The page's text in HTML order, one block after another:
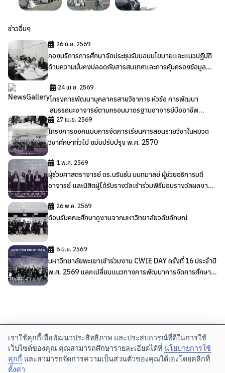
ข่าวอื่นๆ
26 มิ.ย. 2569
กองบริการการศึกษาจัดประชุมรับมอบนโยบายและแนวปฏิบัติ
ด้านความมั่นคงปลอดภัยสารสนเทศและการคุ้มครองข้อมูล
24 เม.ย. 2569
โครงการพัฒนาบุคลากรสายวิชาการ หัวข้อ การพัฒนา
สมรรถนะอาจารย์ตามกรอบมาตรฐานอาจารย์มืออาชีพ
มหาวิทยาลัยพะเยา
27 เม.ย. 2569
โครงการออกแบบการจัดการเรียนการสอนรายวิชาในหมวด
วิชาศึกษาทั่วไป ฉบับปรับปรุง พ.ศ. 2570
1 พ.ค. 2569
ผู้ช่วยศาสตราจารย์ ดร.นรินธ์น นนทมาลย์ ผู้ช่วยอธิการบดี
อาจารย์ และนิสิตผู้ได้รับรางวัลเข้าร่วมพิธีมอบรางวัลผลงาน
(CWIE) ดีเด่น ระดับเครือข่าย CWIE ภาคเหนือตอนบน ประจำ
ปี พ.ศ. 2569
26 พ.ค. 2569
ต้อนรับคณะศึกษาดูงานจากมหาวิทยาลัยวลัยลักษณ์
6 มิ.ย. 2569
มหาวิทยาลัยพะเยาเข้าร่วมงาน CWIE DAY ครั้งที่ 16 ประจำปี
พ.ศ. 2569 แลกเปลี่ยนแนวทางการพัฒนาการจัดการศึกษา
กองบริการการศึกษา มหาวิทยาลัยพะเยา
: 19 หมู่ 2 ต.แม่กา อ.เมือง จ.พะเยา 56000
E-Services
เราใช้คุกกี้เพื่อพัฒนาประสิทธิภาพ และประสบการณ์ที่ดีในการใช้
เว็บไซต์ของคุณ คุณสามารถศึกษารายละเอียดได้ที่ นโยบายการใช้
คุกกี้ และสามารถจัดการความเป็นส่วนตัวของคุณได้เองโดยคลิกที่
ตั้งค่า